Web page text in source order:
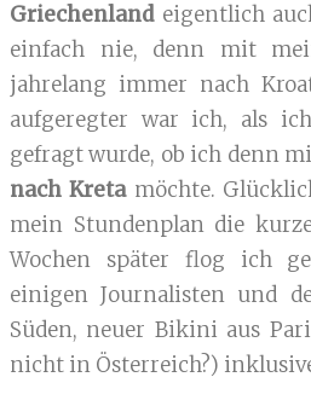
Griechenlandeigentlich
einfach nie, denn mit
jahrelang immer nach
aufgeregter war ich, als
gefragt wurde, ob ich denn
nach Kretamöchte.
mein Stundenplan die
Wochen später flog ich
einigen Journalisten und
Süden, neuer Bikini aus
nicht in Österreich?)